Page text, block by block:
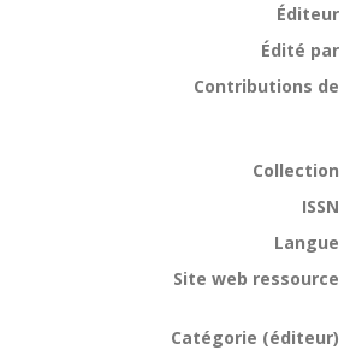
Éditeur
Édité par
Contributions de
Collection
ISSN
Langue
Site web ressource
Catégorie (éditeur)